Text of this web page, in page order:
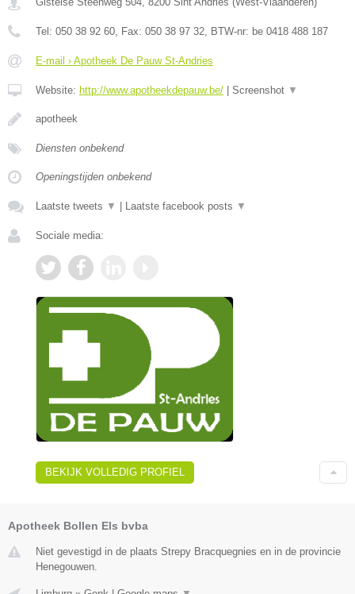
Tel: 050 38 92 60, Fax: 050 38 97 32, BTW-nr: be 0418 488 187
E-mail › Apotheek De Pauw St-Andries
Website: http://www.apotheekdepauw.be/ Screenshot ▼
apotheek
Diensten onbekend
Openingstijden onbekend
Laatste tweets ▼ Laatste facebook posts ▼
Sociale media:
BEKIJK VOLLEDIG PROFIEL
Apotheek Bollen Els bvba
Niet gevestigd in de plaats Strepy Bracquegnies en in de provincie
Henegouwen.